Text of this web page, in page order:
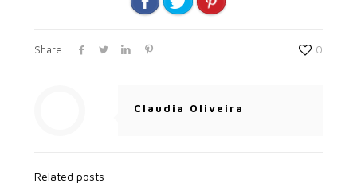
Share 0
Claudia Oliveira
Related posts